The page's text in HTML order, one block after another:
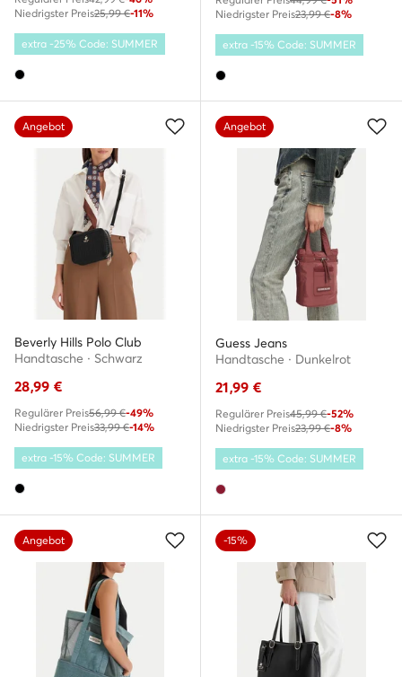
Niedrigster Preis25,99 €-11%
extra -25% Code: SUMMER
Niedrigster Preis23,99 €-8%
extra -15% Code: SUMMER
Angebot
Beverly Hills Polo Club
Handtasche · Schwarz
28,99 €
Regulärer Preis56,99 €-49%
Niedrigster Preis33,99 €-14%
extra -15% Code: SUMMER
Angebot
Guess Jeans
Handtasche · Dunkelrot
21,99 €
Regulärer Preis45,99 €-52%
Niedrigster Preis23,99 €-8%
extra -15% Code: SUMMER
Angebot -15%